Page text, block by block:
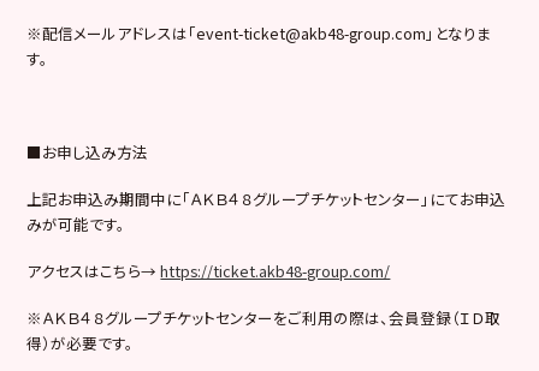
※配信メールアドレスは「event-ticket@akb48-group.com」となりま
す。
■お申し込み方法
上記お申込み期間中に「ＡＫＢ４８グループチケットセンター」にてお申込
みが可能です。
アクセスはこちら→https://ticket.akb48-group.com/
※ＡＫＢ４８グループチケットセンターをご利用の際は、会員登録（ＩＤ取
得）が必要です。